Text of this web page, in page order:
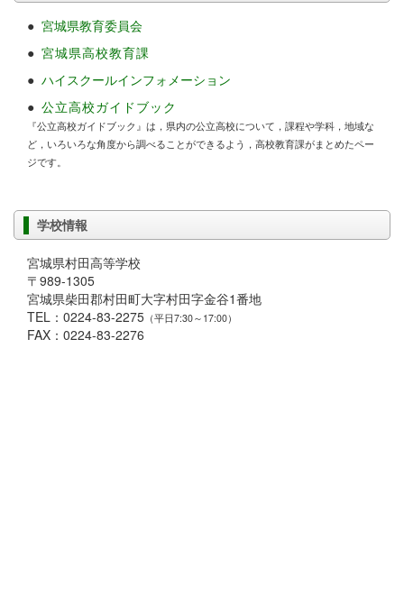
● 宮城県教育委員会
● 宮城県高校教育課
● ハイスクールインフォメーション
● 公立高校ガイドブック
『公立高校ガイドブック』は，県内の公立高校について，課程や学科，地域な
ど，いろいろな角度から調べることができるよう，高校教育課がまとめたペー
ジです。
学校情報
宮城県村田高等学校
〒989-1305
宮城県柴田郡村田町大字村田字金谷1番地
TEL：0224-83-2275 （平日7:30～17:00）
FAX：0224-83-2276